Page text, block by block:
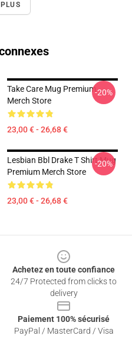
Take Care Mug Premium
Merch Store
23,00 € - 26,68 €
-20%
Lesbian Bbl Drake T Shirt Mug
Premium Merch Store
23,00 € - 26,68 €
-20%
Achetez en toute confiance
24/7 Protected from clicks to
delivery
Paiement 100% sécurisé
PayPal / MasterCard / Visa